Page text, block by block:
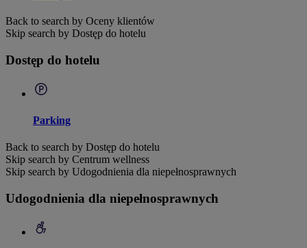
Back to search by Oceny klientów
Skip search by Dostęp do hotelu
Dostęp do hotelu
Parking
Back to search by Dostęp do hotelu
Skip search by Centrum wellness
Skip search by Udogodnienia dla niepełnosprawnych
Udogodnienia dla niepełnosprawnych